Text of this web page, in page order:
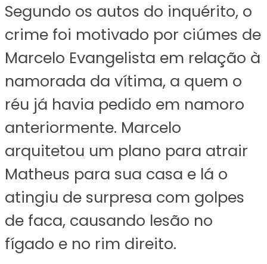
Segundo os autos do inquérito, o
crime foi motivado por ciúmes de
Marcelo Evangelista em relação à
namorada da vítima, a quem o
réu já havia pedido em namoro
anteriormente. Marcelo
arquitetou um plano para atrair
Matheus para sua casa e lá o
atingiu de surpresa com golpes
de faca, causando lesão no
fígado e no rim direito.